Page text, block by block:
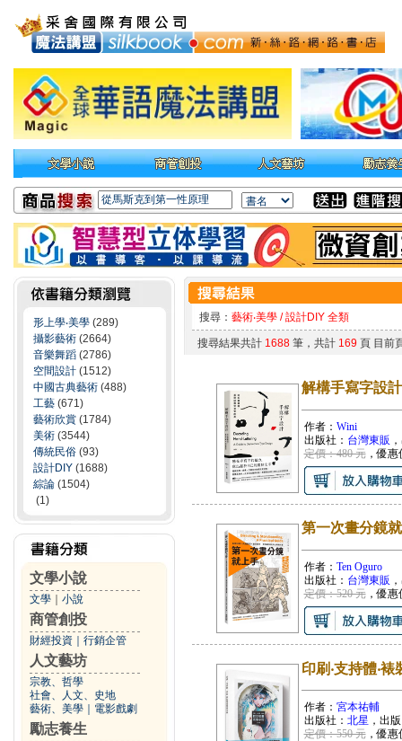
形上學‧美學 (289)
攝影藝術 (2664)
音樂舞蹈 (2786)
空間設計 (1512)
中國古典藝術 (488)
工藝 (671)
藝術欣賞 (1784)
美術 (3544)
傳統民俗 (93)
設計DIY (1688)
綜論 (1504)
(1)
文學小說
文學 小說
商管創投
財經投資 行銷企管
人文藝坊
宗教、哲學
社會、人文、史地
藝術、美學
電影戲劇
勵志養生
搜尋： 藝術‧美學 / 設計DIY 全類
搜尋結果共計 1688筆，共計 169 頁 目前
解構手寫字設
作者： Wini
出版社： 台灣東販
定價：480 元，優惠
第一次畫分鏡
作者： Ten Oguro
出版社： 台灣東販
定價：520 元，優惠
印刷‧支持體‧
作者： 宮本祐輔
出版社： 北星 ，出
定價：550 元，優惠